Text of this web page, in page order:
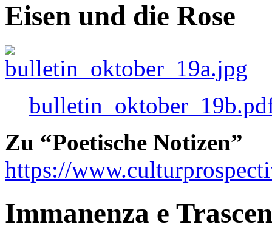
Eisen und die Rose
Zu “Poetische Notizen”
https://
Immanenza e